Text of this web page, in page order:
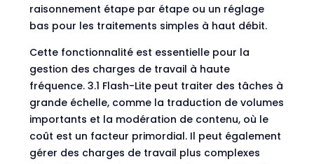
raisonnement étape par étape ou un réglage
bas pour les traitements simples à haut débit.
Cette fonctionnalité est essentielle pour la
gestion des charges de travail à haute
fréquence. 3.1 Flash-Lite peut traiter des tâches à
grande échelle, comme la traduction de volumes
importants et la modération de contenu, où le
coût est un facteur primordial. Il peut également
gérer des charges de travail plus complexes